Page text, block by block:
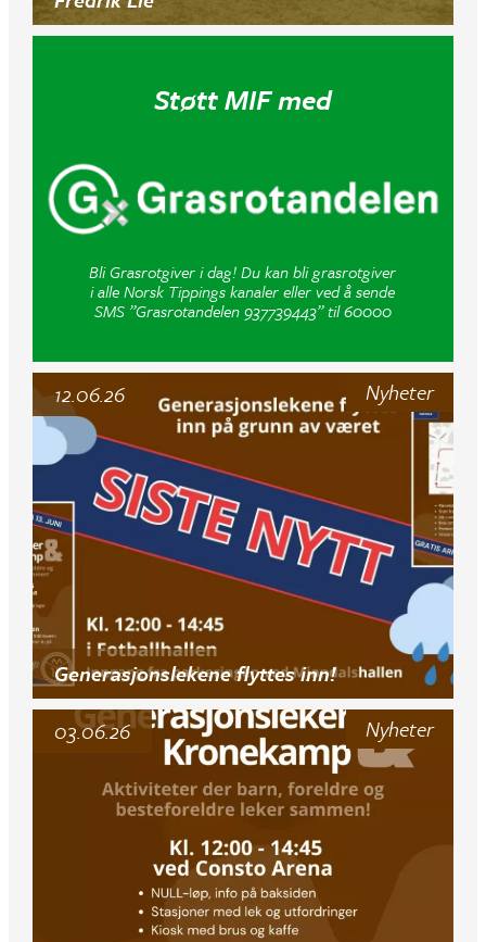
Støtt MIF med
Bli Grasrotgiver i dag! Du kan bli grasrotgiver
i alle Norsk Tippings kanaler eller ved å sende
SMS ”Grasrotandelen 937739443” til 60000
Nyheter
Generasjonslekene flyttes inn!
12.06.26
Nyheter
03.06.26